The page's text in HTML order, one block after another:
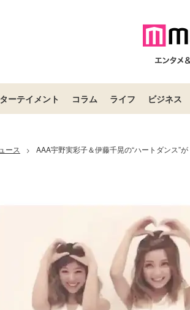
ーテイメント コラム ライフ ビジネス
ース > AAA宇野実彩子＆伊藤千晃の“ハートダンス”